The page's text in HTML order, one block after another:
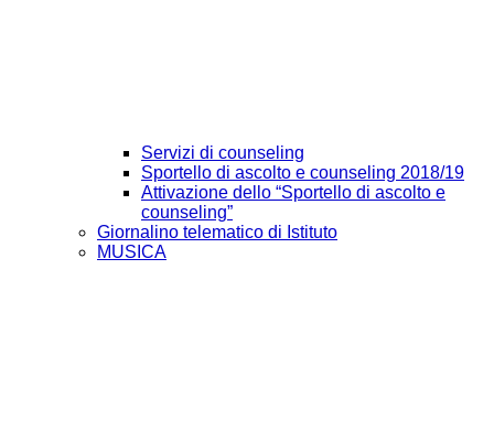
Servizi di counseling
Sportello di ascolto e counseling 2018/19
Attivazione dello “Sportello di ascolto e
counseling”
Giornalino telematico di Istituto
MUSICA